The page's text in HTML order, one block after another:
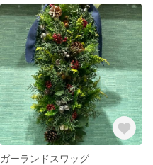
ガーランドスワッグ